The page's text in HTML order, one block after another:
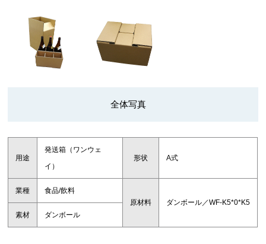
全体写真
用途
発送箱（ワンウェ
イ）
形状 A式
業種
食品/飲料
原材料
ダンボール／WF-K5*0*K5
素材
ダンボール